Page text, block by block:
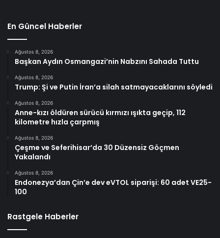
En Güncel Haberler
Ağustos 8, 2026
Başkan Aydın Osmangazi’nin Nabzını Sahada Tuttu
Ağustos 8, 2026
Trump: Şi ve Putin İran’a silah satmayacaklarını söyledi
Ağustos 8, 2026
Anne-kızı öldüren sürücü kırmızı ışıkta geçip, 112
kilometre hızla çarpmış
Ağustos 8, 2026
Çeşme ve Seferihisar’da 30 Düzensiz Göçmen
Yakalandı
Ağustos 8, 2026
Endonezya’dan Çin’e dev eVTOL siparişi: 60 adet VE25-
100
Rastgele Haberler